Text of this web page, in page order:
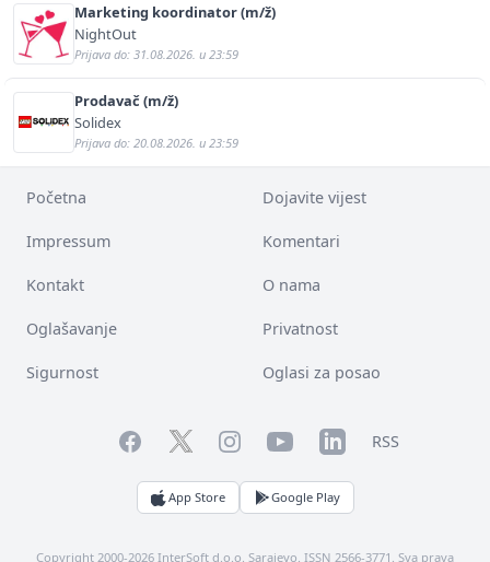
Marketing koordinator (m/ž)
NightOut
Prijava do: 31.08.2026. u 23:59
Prodavač (m/ž)
Solidex
Prijava do: 20.08.2026. u 23:59
Početna Dojavite vijest
Impressum Komentari
Kontakt O nama
Oglašavanje Privatnost
Sigurnost Oglasi za posao
FacebookTwitterInstagramYouTubeLinkedInRSS
App Store Google Play
Copyright 2000-2026 InterSoft d.o.o. Sarajevo. ISSN 2566-3771. Sva prava